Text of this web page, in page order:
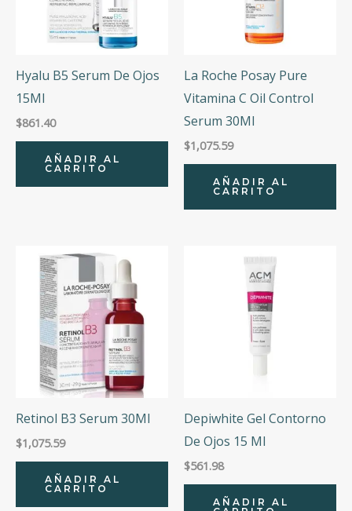
Hyalu B5 Serum De Ojos
15Ml
$861.40
AÑADIR AL
CARRITO
La Roche Posay Pure
Vitamina C Oil Control
Serum 30Ml
$1,075.59
AÑADIR AL
CARRITO
Retinol B3 Serum 30Ml
$1,075.59
AÑADIR AL
CARRITO
Depiwhite Gel Contorno
De Ojos 15 Ml
$561.98
AÑADIR AL